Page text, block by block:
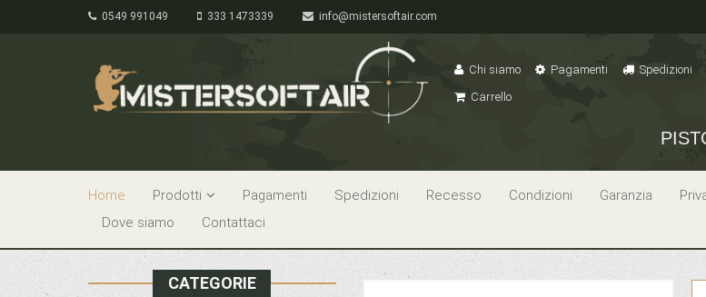
0549 991049 333 1473339 info@mistersoftair.com
Chi siamo Pagamenti Spedizioni
Carrello
Home Prodotti Pagamenti Spedizioni Recesso Condizioni Garanzia
Dove siamo
Contattaci
CATEGORIE